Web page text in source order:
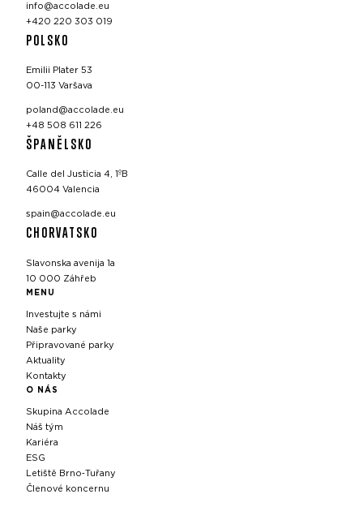
info@accolade.eu
+420 220 303 019
POLSKO
Emilii Plater 53
00-113 Varšava
poland@accolade.eu
+48 508 611 226
ŠPANĚLSKO
Calle del Justicia 4, 1ºB
46004 Valencia
spain@accolade.eu
CHORVATSKO
Slavonska avenija 1a
10 000 Záhřeb
MENU
Investujte s námi
Naše parky
Připravované parky
Aktuality
Kontakty
O NÁS
Skupina Accolade
Náš tým
Kariéra
ESG
Letiště Brno‑Tuřany
Členové koncernu